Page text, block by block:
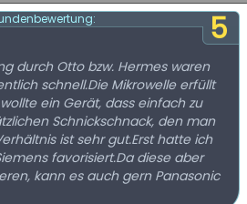
5
durch Otto bzw. Hermes waren
schnell.Die Mikrowelle erfüllt
ein Gerät, dass einfach zu
Schnickschnack, den man
ist sehr gut.Erst hatte ich
favorisiert.Da diese aber
kann es auch gern Panasonic